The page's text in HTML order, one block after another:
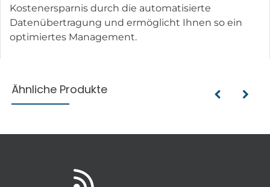
Kostenersparnis durch die automatisierte
Datenübertragung und ermöglicht Ihnen so ein
optimiertes Management.
Ähnliche Produkte